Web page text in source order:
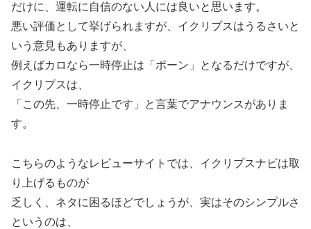
だけに、運転に自信のない人には良いと思います。
悪い評価として挙げられますが、イクリプスはうるさいと
いう意見もありますが、
例えばカロなら一時停止は「ポーン」となるだけですが、
イクリプスは、
「この先、一時停止です」と言葉でアナウンスがありま
す。
こちらのようなレビューサイトでは、イクリプスナビは取
り上げるものが
乏しく、ネタに困るほどでしょうが、実はそのシンプルさ
というのは、